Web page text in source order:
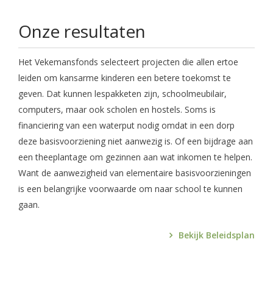
Onze resultaten
Het Vekemansfonds selecteert projecten die allen ertoe
leiden om kansarme kinderen een betere toekomst te
geven. Dat kunnen lespakketen zijn, schoolmeubilair,
computers, maar ook scholen en hostels. Soms is
financiering van een waterput nodig omdat in een dorp
deze basisvoorziening niet aanwezig is. Of een bijdrage aan
een theeplantage om gezinnen aan wat inkomen te helpen.
Want de aanwezigheid van elementaire basisvoorzieningen
is een belangrijke voorwaarde om naar school te kunnen
gaan.
Bekijk Beleidsplan